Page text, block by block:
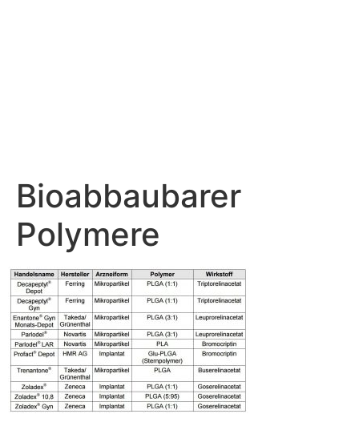
Bioabbaubarer
Polymere